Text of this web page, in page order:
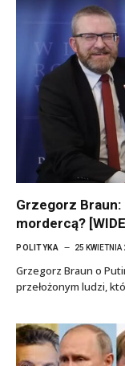
Grzegorz Braun:
mordercą?
POLITYKA 25 KWIETNIA
Grzegorz Braun o
przełożonym ludzi,